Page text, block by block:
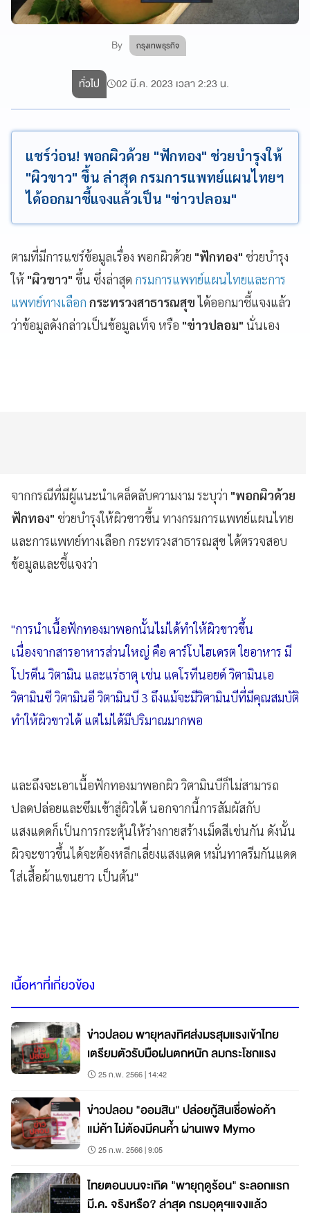
By กรุงเทพธุรกิจ
ทั่วไป 02 มี.ค. 2023 เวลา 2:23 น.
แชร์ว่อน! พอกผิวด้วย "ฟักทอง" ช่วยบำรุงให้
"ผิวขาว" ขึ้น ล่าสุด กรมการแพทย์แผนไทยฯ
ได้ออกมาชี้แจงแล้วเป็น "ข่าวปลอม"
ตามที่มีการแชร์ข้อมูลเรื่อง พอกผิวด้วย "ฟักทอง" ช่วยบำรุง
ให้ "ผิวขาว" ขึ้น ซึ่งล่าสุด กรมการแพทย์แผนไทยและการ
แพทย์ทางเลือก กระทรวงสาธารณสุขได้ออกมาชี้แจงแล้ว
ว่าข้อมูลดังกล่าวเป็นข้อมูลเท็จ หรือ "ข่าวปลอม" นั่นเอง
จากกรณีที่มีผู้แนะนำเคล็ดลับความงาม ระบุว่า "พอกผิวด้วย
ฟักทอง" ช่วยบำรุงให้ผิวขาวขึ้น ทางกรมการแพทย์แผนไทย
และการแพทย์ทางเลือก กระทรวงสาธารณสุข ได้ตรวจสอบ
ข้อมูลและชี้แจงว่า
"การนำเนื้อฟักทองมาพอกนั้นไม่ได้ทำให้ผิวขาวขึ้น
เนื่องจากสารอาหารส่วนใหญ่ คือ คาร์โบไฮเดรต ใยอาหาร มี
โปรตีน วิตามิน และแร่ธาตุ เช่น แคโรทีนอยด์ วิตามินเอ
วิตามินซี วิตามินอี วิตามินบี 3 ถึงแม้จะมีวิตามินบีที่มีคุณสมบัติ
ทำให้ผิวขาวได้ แต่ไม่ได้มีปริมาณมากพอ
และถึงจะเอาเนื้อฟักทองมาพอกผิว วิตามินบีก็ไม่สามารถ
ปลดปล่อยและซึมเข้าสู่ผิวได้ นอกจากนี้การสัมผัสกับ
แสงแดดก็เป็นการกระตุ้นให้ร่างกายสร้างเม็ดสีเช่นกัน ดังนั้น
ผิวจะขาวขึ้นได้จะต้องหลีกเลี่ยงแสงแดด หมั่นทาครีมกันแดด
ใส่เสื้อผ้าแขนยาว เป็นต้น"
เนื้อหาที่เกี่ยวข้อง
ข่าวปลอม พายุหลงทิศส่งมรสุมแรงเข้าไทย
เตรียมตัวรับมือฝนตกหนัก ลมกระโชกแรง
25 ก.พ. 2566 | 14:42
ข่าวปลอม "ออมสิน" ปล่อยกู้สินเชื่อพ่อค้า
แม่ค้า ไม่ต้องมีคนค้ำ ผ่านเพจ Mymo
25 ก.พ. 2566 | 9:05
ไทยตอนบนจะเกิด "พายุฤดูร้อน" ระลอกแรก
มี.ค. จริงหรือ? ล่าสุด กรมอุตุฯแจงแล้ว